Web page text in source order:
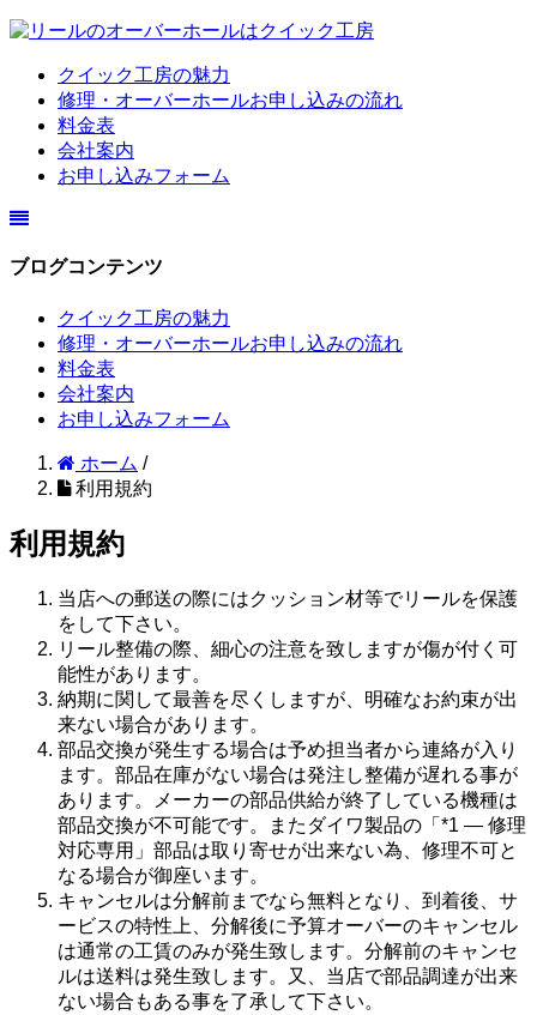
クイック工房の魅力
修理・オーバーホールお申し込みの流れ
料金表
会社案内
お申し込みフォーム
ブログコンテンツ
クイック工房の魅力
修理・オーバーホールお申し込みの流れ
料金表
会社案内
お申し込みフォーム
ホーム /
利用規約
利用規約
当店への郵送の際にはクッション材等でリールを保護
をして下さい。
リール整備の際、細心の注意を致しますが傷が付く可
能性があります。
納期に関して最善を尽くしますが、明確なお約束が出
来ない場合があります。
部品交換が発生する場合は予め担当者から連絡が入り
ます。部品在庫がない場合は発注し整備が遅れる事が
あります。メーカーの部品供給が終了している機種は
部品交換が不可能です。またダイワ製品の「*1 ― 修理
対応専用」部品は取り寄せが出来ない為、修理不可と
なる場合が御座います。
キャンセルは分解前までなら無料となり、到着後、サ
ービスの特性上、分解後に予算オーバーのキャンセル
は通常の工賃のみが発生致します。分解前のキャンセ
ルは送料は発生致します。又、当店で部品調達が出来
ない場合もある事を了承して下さい。